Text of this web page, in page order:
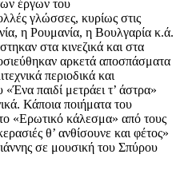
έργων του
γλώσσες, κυρίως στις
η Ρουμανία, η Βουλγαρία κ.ά.
στα κινεζικά και στα
αρκετά αποσπάσματα
περιοδικά και
παιδί μετράει τ’ άστρα»
Κάποια ποιήματα του
«Ερωτικό κάλεσμα» από τους
θ’ ανθίσουνε και φέτος»
σε μουσική του Σπύρου